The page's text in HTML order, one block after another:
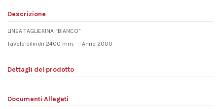
Descrizione
LINEA TAGLIERINA “BIANCO”
Tavola cilindri 2400 mm. - Anno 2000
Dettagli del prodotto
Documenti Allegati